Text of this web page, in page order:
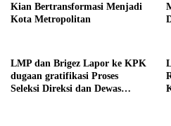
Kian Bertransformasi Menjadi
Kota Metropolitan
LMP dan Brigez Lapor ke KPK
dugaan gratifikasi Proses
Seleksi Direksi dan Dewas